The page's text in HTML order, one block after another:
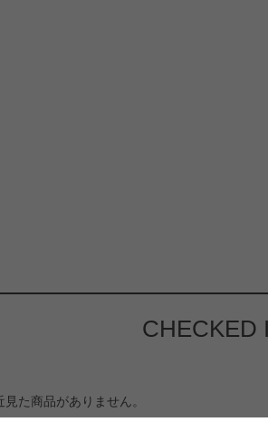
CHECKED
見た商品がありません。